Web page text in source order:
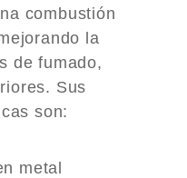
combustión
la
de fumado,
Sus
son:
metal